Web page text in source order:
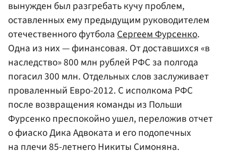
вынужден был разгребать кучу проблем,
оставленных ему предыдущим руководителем
отечественного футболаСергеем Фурсенко.
Одна из них — финансовая. От доставшихся «в
наследство» 800 млн рублей РФС за полгода
погасил 300 млн. Отдельных слов заслуживает
проваленный Евро-2012. С исполкома РФС
после возвращения команды из Польши
Фурсенко преспокойно ушел, переложив отчет
о фиаско Дика Адвоката и его подопечных
на плечи 85-летнего Никиты Симоняна.